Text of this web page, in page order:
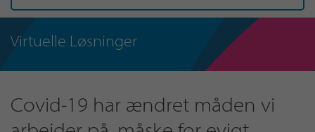
Virtuelle Løsninger
Covid-19 har ændret måden vi